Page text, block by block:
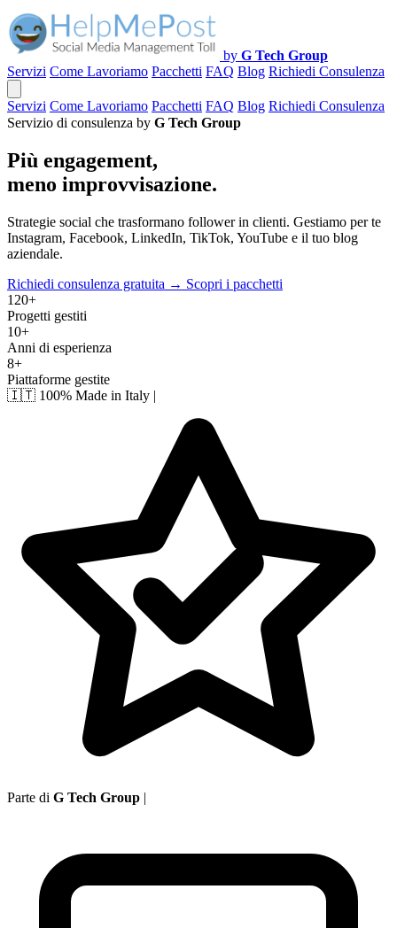
by G Tech Group
Servizi Come Lavoriamo Pacchetti FAQ Blog Richiedi Consulenza
Servizi Come Lavoriamo Pacchetti FAQ Blog Richiedi Consulenza
Servizio di consulenza by G Tech Group
Più engagement,
meno improvvisazione.
Strategie social che trasformano follower in clienti. Gestiamo per te
Instagram, Facebook, LinkedIn, TikTok, YouTube e il tuo blog
aziendale.
Richiedi consulenza gratuita → Scopri i pacchetti
120+
Progetti gestiti
10+
Anni di esperienza
8+
Piattaforme gestite
🇮🇹 100% Made in Italy |
Parte di G Tech Group |